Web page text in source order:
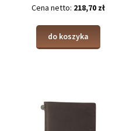
Cena netto: 218,70 zł
do koszyka